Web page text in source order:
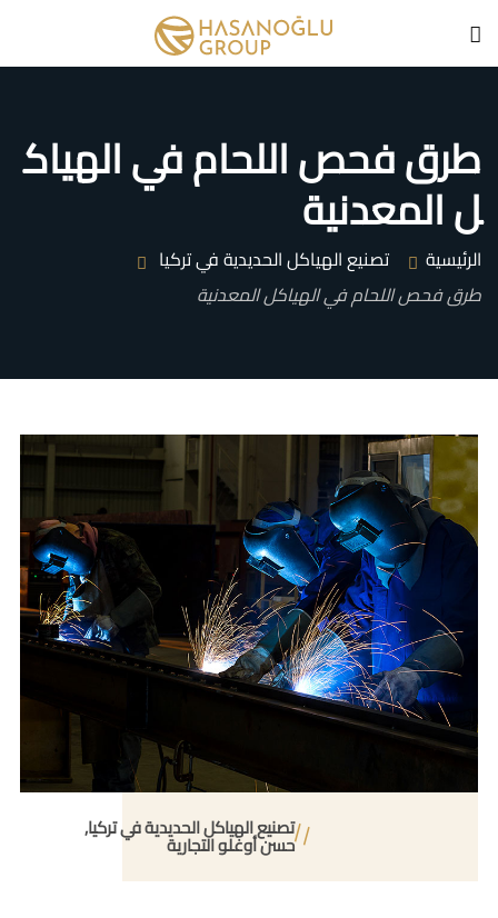
طرق فحص اللحام في الهياك
ل المعدنية
الرئيسية
تصنيع الهياكل الحديدية في تركيا
طرق فحص اللحام في الهياكل المعدنية
تصنيع الهياكل الحديدية في تركيا
حسن أوغلو التجارية